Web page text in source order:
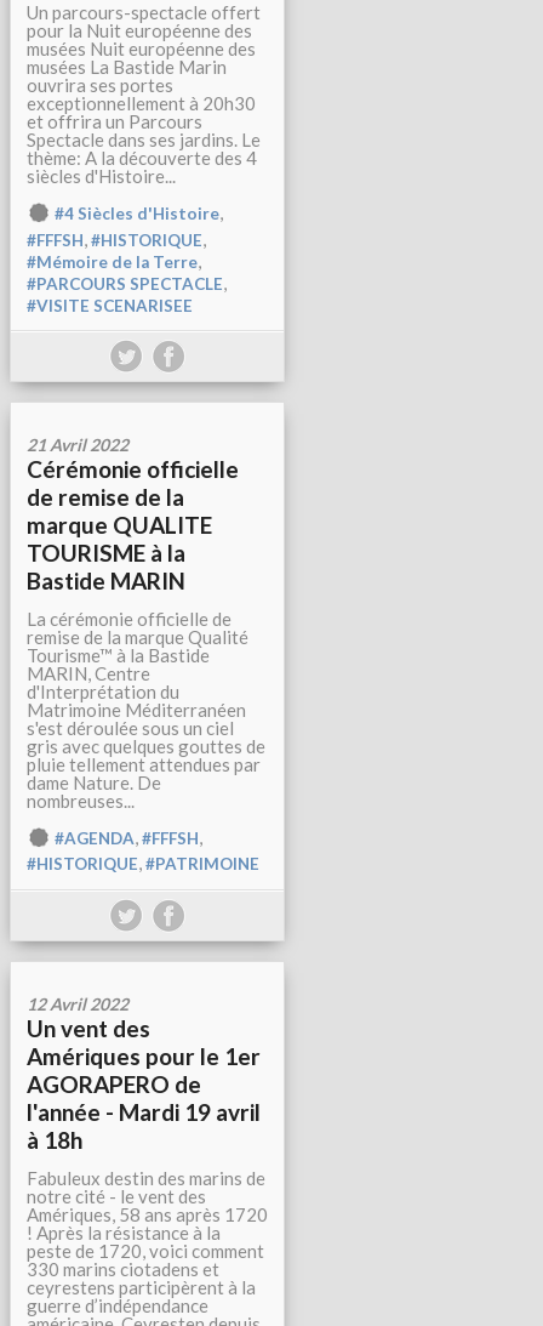
Un parcours-spectacle offert
pour la Nuit européenne des
musées Nuit européenne des
musées La Bastide Marin
ouvrira ses portes
exceptionnellement à 20h30
et offrira un Parcours
Spectacle dans ses jardins. Le
thème: A la découverte des 4
siècles d'Histoire...
#4 Siècles d'Histoire,
#FFFSH #HISTORIQUE
#Mémoire de la Terre
#PARCOURS SPECTACLE
#VISITE SCENARISEE
21 Avril 2022
Cérémonie officielle
de remise de la
marque QUALITE
TOURISME à la
Bastide MARIN
La cérémonie officielle de
remise de la marque Qualité
Tourisme™ à la Bastide
MARIN, Centre
d'Interprétation du
Matrimoine Méditerranéen
s'est déroulée sous un ciel
gris avec quelques gouttes de
pluie tellement attendues par
dame Nature. De
nombreuses...
#AGENDA,#FFFSH,
#HISTORIQUE,#PATRIMOINE
12 Avril 2022
Un vent des
Amériques pour le 1er
AGORAPERO de
l'année - Mardi 19 avril
à 18h
Fabuleux destin des marins de
notre cité - le vent des
Amériques, 58 ans après 1720
! Après la résistance à la
peste de 1720, voici comment
330 marins ciotadens et
ceyrestens participèrent à la
guerre d’indépendance